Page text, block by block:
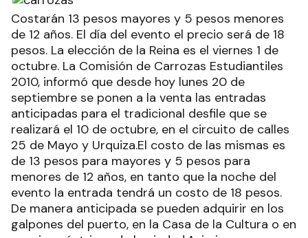
Costarán 13 pesos mayores y 5 pesos menores
de 12 años. El día del evento el precio será de 18
pesos. La elección de la Reina es el viernes 1 de
octubre. La Comisión de Carrozas Estudiantiles
2010, informó que desde hoy lunes 20 de
septiembre se ponen a la venta las entradas
anticipadas para el tradicional desfile que se
realizará el 10 de octubre, en el circuito de calles
25 de Mayo y Urquiza.El costo de las mismas es
de 13 pesos para mayores y 5 pesos para
menores de 12 años, en tanto que la noche del
evento la entrada tendrá un costo de 18 pesos.
De manera anticipada se pueden adquirir en los
galpones del puerto, en la Casa de la Cultura o en